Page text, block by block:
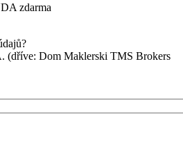
zdarma
(dříve: Dom Maklerski TMS Brokers